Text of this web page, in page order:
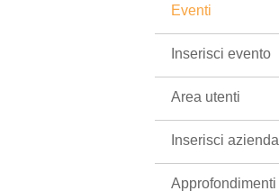
Eventi
Inserisci evento
Area utenti
Inserisci azienda
Approfondimenti